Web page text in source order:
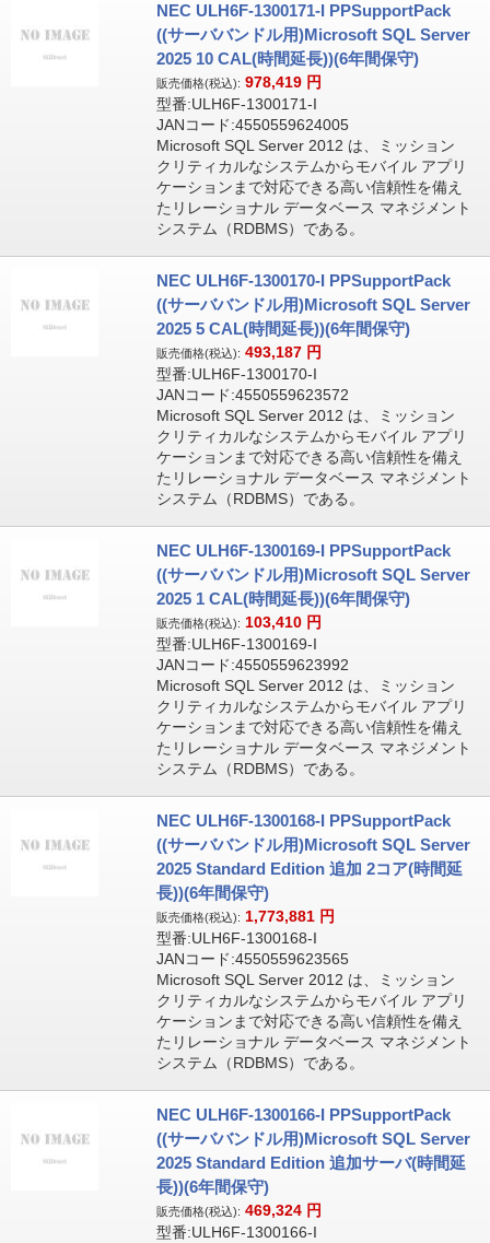
NEC ULH6F-1300171-I PPSupportPack
((サーババンドル用)Microsoft SQL Server
2025 10 CAL(時間延長))(6年間保守)
販売価格(税込): 978,419 円
型番:ULH6F-1300171-I
JANコード:4550559624005
Microsoft SQL Server 2012 は、ミッション
クリティカルなシステムからモバイル アプリ
ケーションまで対応できる高い信頼性を備え
たリレーショナル データベース マネジメント
システム（RDBMS）である。
NEC ULH6F-1300170-I PPSupportPack
((サーババンドル用)Microsoft SQL Server
2025 5 CAL(時間延長))(6年間保守)
販売価格(税込): 493,187 円
型番:ULH6F-1300170-I
JANコード:4550559623572
Microsoft SQL Server 2012 は、ミッション
クリティカルなシステムからモバイル アプリ
ケーションまで対応できる高い信頼性を備え
たリレーショナル データベース マネジメント
システム（RDBMS）である。
NEC ULH6F-1300169-I PPSupportPack
((サーババンドル用)Microsoft SQL Server
2025 1 CAL(時間延長))(6年間保守)
販売価格(税込): 103,410 円
型番:ULH6F-1300169-I
JANコード:4550559623992
Microsoft SQL Server 2012 は、ミッション
クリティカルなシステムからモバイル アプリ
ケーションまで対応できる高い信頼性を備え
たリレーショナル データベース マネジメント
システム（RDBMS）である。
NEC ULH6F-1300168-I PPSupportPack
((サーババンドル用)Microsoft SQL Server
2025 Standard Edition 追加 2コア(時間延
長))(6年間保守)
販売価格(税込): 1,773,881 円
型番:ULH6F-1300168-I
JANコード:4550559623565
Microsoft SQL Server 2012 は、ミッション
クリティカルなシステムからモバイル アプリ
ケーションまで対応できる高い信頼性を備え
たリレーショナル データベース マネジメント
システム（RDBMS）である。
NEC ULH6F-1300166-I PPSupportPack
((サーババンドル用)Microsoft SQL Server
2025 Standard Edition 追加サーバ(時間延
長))(6年間保守)
販売価格(税込): 469,324 円
型番:ULH6F-1300166-I